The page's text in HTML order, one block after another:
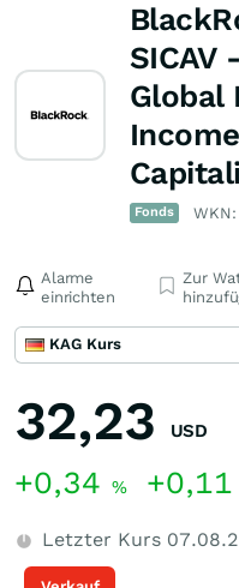
SICAV
Global
Fonds
Alarme
einrichten
Zur
KAG Kurs
32,23 USD
+0,34 % +0,11
Letzter Kurs